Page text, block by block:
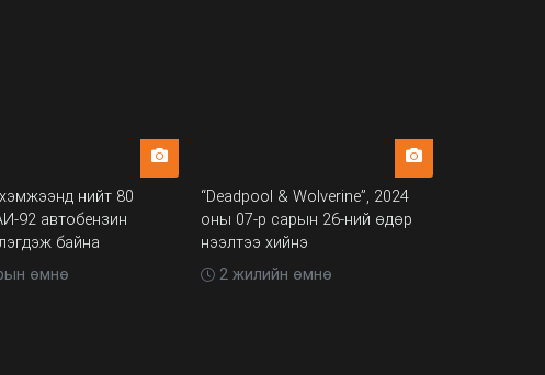
нийт 80
92 автобензин
байна
өмнө
“Deadpool & Wolverine”, 2024
оны 07-р сарын 26-ний өдөр
нээлтээ хийнэ
2 жилийн өмнө